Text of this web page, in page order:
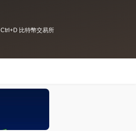
Ctrl+D 比特幣交易所